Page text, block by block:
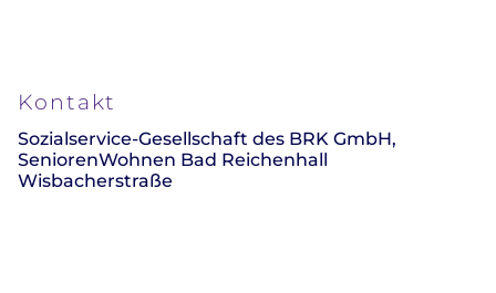
Kontakt
Sozialservice-Gesellschaft des BRK GmbH,
SeniorenWohnen Bad Reichenhall
Wisbacherstraße